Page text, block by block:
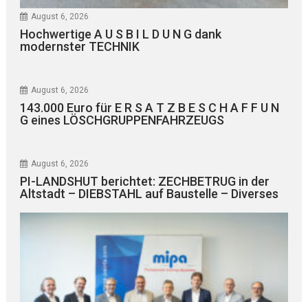
August 6, 2026
Hochwertige A U S B I L D U N G dank
modernster TECHNIK
August 6, 2026
143.000 Euro für E R S A T Z B E S C H A F F U N
G eines LÖSCHGRUPPENFAHRZEUGS
August 6, 2026
PI-LANDSHUT berichtet: ZECHBETRUG in der
Altstadt – DIEBSTAHL auf Baustelle – Diverses